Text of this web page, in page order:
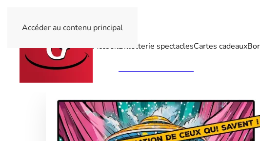
Accéder au contenu principal
AccueilBilletterie spectaclesCartes cadeaux